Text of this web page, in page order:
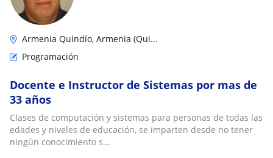
Armenia Quindío, Armenia (Qui...
Programación
Docente e Instructor de Sistemas por mas de
33 años
Clases de computación y sistemas para personas de todas las
edades y niveles de educación, se imparten desde no tener
ningún conocimiento s...